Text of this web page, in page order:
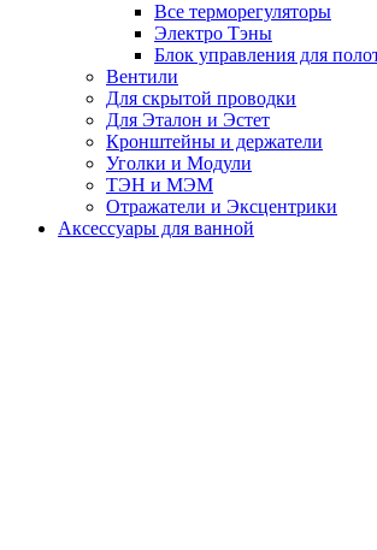
Все терморегуляторы
Электро Тэны
Блок управления для
Вентили
Для скрытой проводки
Для Эталон и Эстет
Кронштейны и держатели
Уголки и Модули
ТЭН и МЭМ
Отражатели и Эксцентрики
Аксессуары для ванной